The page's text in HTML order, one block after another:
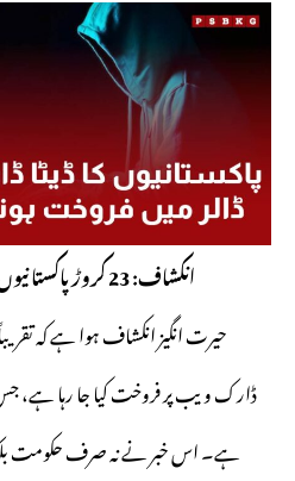
انکشاف: 23 کروڑ پاکستانیوں کا ڈیٹا ڈارک ویب پر فروخت
ڈارک ویب پر فروخت کیا جا رہا ہے،
ہے۔ اس خبر نے نہ صرف حکومت